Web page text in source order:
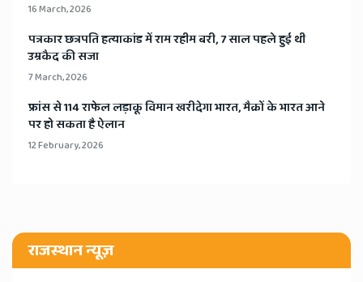
16 March, 2026
​पत्रकार छत्रपति हत्याकांड में राम रहीम बरी, 7 साल पहले हुई थी
उम्रकैद की सजा
7 March, 2026
​फ्रांस से 114 राफेल लड़ाकू विमान खरीदेगा भारत, मैक्रों के भारत आने
पर हो सकता है ऐलान
12 February, 2026
राजस्थान न्यूज़